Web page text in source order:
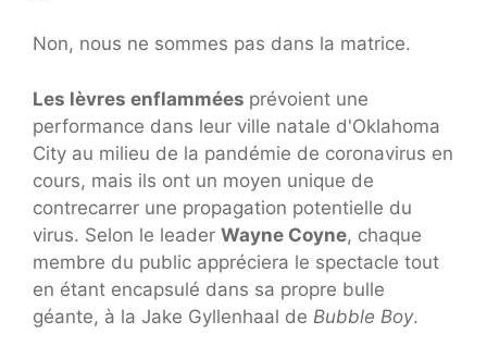
Non, nous ne sommes pas dans la matrice.
Les lèvres enflammées prévoient une
performance dans leur ville natale d'Oklahoma
City au milieu de la pandémie de coronavirus en
cours, mais ils ont un moyen unique de
contrecarrer une propagation potentielle du
virus. Selon le leader Wayne Coyne, chaque
membre du public appréciera le spectacle tout
en étant encapsulé dans sa propre bulle
géante, à la Jake Gyllenhaal de Bubble Boy.